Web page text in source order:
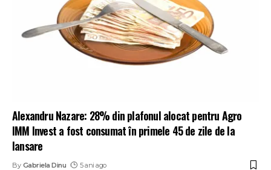
Alexandru Nazare: 28% din plafonul alocat pentru Agro
IMM Invest a fost consumat în primele 45 de zile de la
lansare
By Gabriela Dinu 5 ani ago